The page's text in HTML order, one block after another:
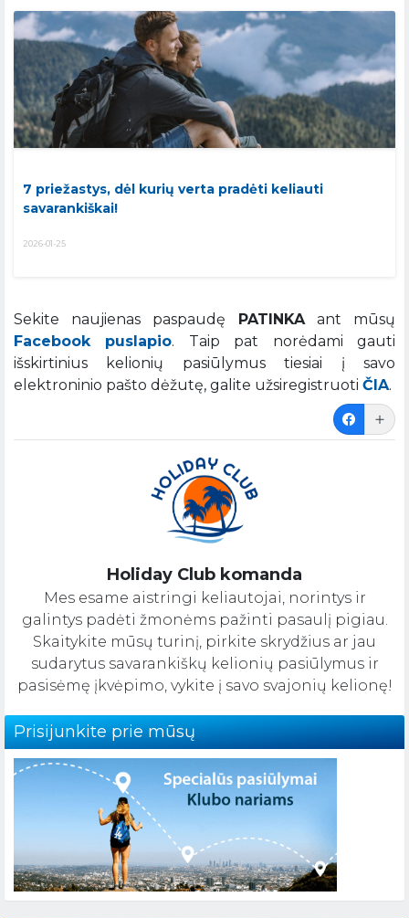
7 priežastys, dėl kurių verta pradėti keliauti
savarankiškai!
2026-01-25
Sekite naujienas paspaudę PATINKAant mūsų
Facebook puslapio. Taip pat norėdami gauti
išskirtinius kelionių pasiūlymus tiesiai į savo
elektroninio pašto dėžutę, galite užsiregistruoti ČIA.
Holiday Club komanda
Mes esame aistringi keliautojai, norintys ir
galintys padėti žmonėms pažinti pasaulį pigiau.
Skaitykite mūsų turinį, pirkite skrydžius ar jau
sudarytus savarankiškų kelionių pasiūlymus ir
pasisėmę įkvėpimo, vykite į savo svajonių kelionę!
Prisijunkite prie mūsų